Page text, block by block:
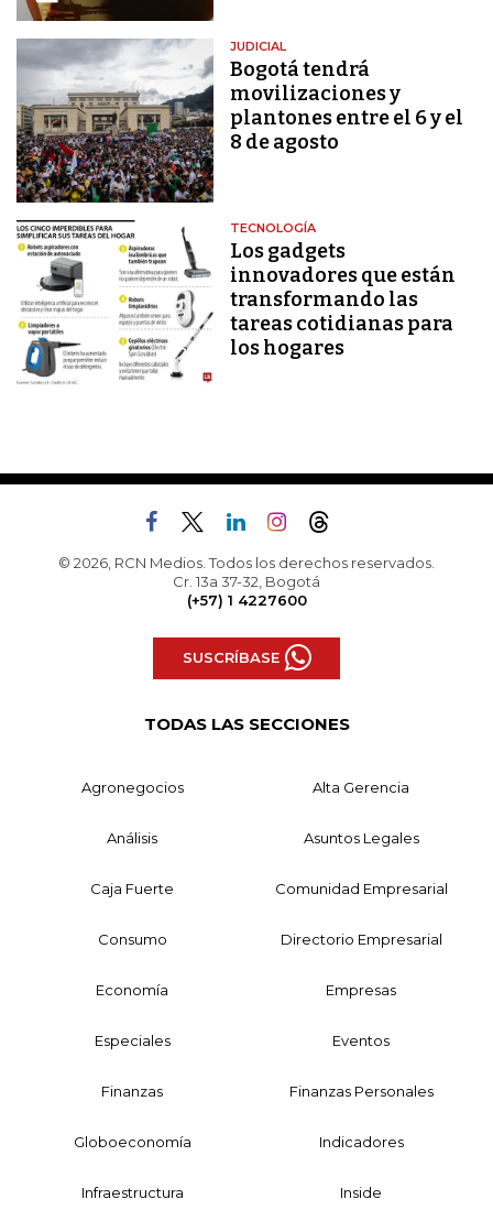
JUDICIAL
Bogotá tendrá
movilizaciones y
plantones entre el 6 y el
8 de agosto
TECNOLOGÍA
Los gadgets
innovadores que están
transformando las
tareas cotidianas para
los hogares
© 2026, RCN Medios. Todos los derechos reservados.
Cr. 13a 37-32, Bogotá
(+57) 1 4227600
SUSCRÍBASE
TODAS LAS SECCIONES
Agronegocios Alta Gerencia
Análisis Asuntos Legales
Caja Fuerte Comunidad Empresarial
Consumo Directorio Empresarial
Economía Empresas
Especiales Eventos
Finanzas Finanzas Personales
Globoeconomía Indicadores
Infraestructura Inside